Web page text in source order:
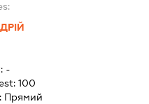
-
100
Прямий